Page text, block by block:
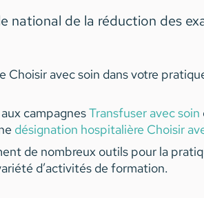
national de la réduction des
Choisir avec soin dans votre
campagnesTransfuser avec soin
désignation hospitalière Choisir
de nombreux outils pour la
d’activités de formation.